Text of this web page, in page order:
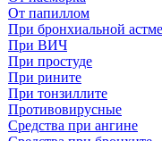
От папиллом
При бронхиальной астме
При ВИЧ
При простуде
При рините
При тонзиллите
Противовирусные
Средства при ангине